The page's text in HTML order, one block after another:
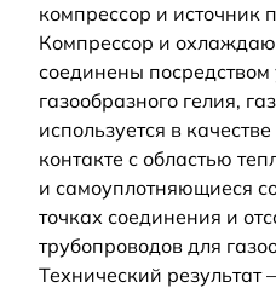
компрессор и источник
Компрессор и
соединены посредством
газообразного гелия,
используется в
контакте с областью
и самоуплотняющиеся
точках соединения и
трубопроводов для
Технический результат